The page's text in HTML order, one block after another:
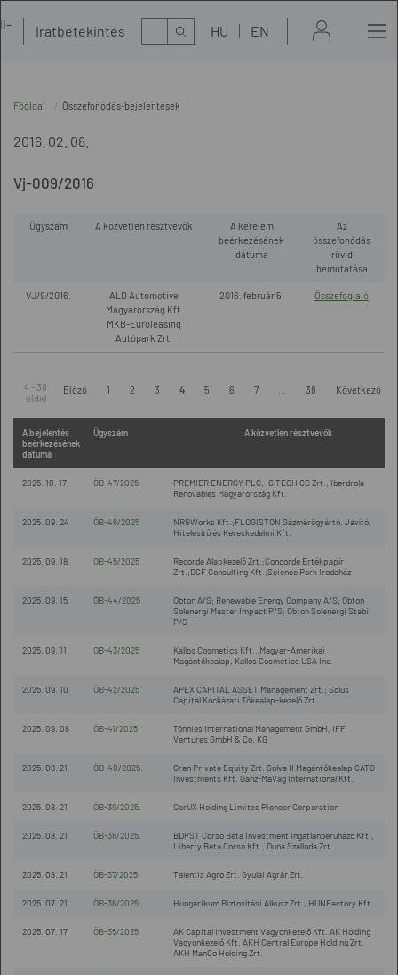
Iratbetekintés Kereső HU EN
Főoldal Összefonódás-bejelentések
2016. 02. 08.
Vj-009/2016
Ügyszám A közvetlen résztvevők
A kérelem
beérkezésének
dátuma
Az
összefonódás
rövid
bemutatása
VJ/9/2016.
ALD Automotive
Magyarország Kft.
MKB-Euroleasing
Autópark Zrt.
2016. február 5. Összefoglaló
4 - 38.
oldal
Előző 1 2 3 4 5 6 7 38 Következő
A bejelentés
beérkezésének
dátuma
Ügyszám A közvetlen résztvevők
2025. 10. 17 ÖB-47/2025
PREMIER ENERGY PLC; iG TECH CC Zrt.; Iberdrola
Renovables Magyarország Kft.
2025. 09. 24 ÖB-46/2025
NRGWorks Kft.;FLOGISTON Gázmérőgyártó, Javító,
Hitelesítő és Kereskedelmi Kft.
2025. 09. 18 ÖB-45/2025
Recorde Alapkezelő Zrt.;Concorde Értékpapír
Zrt.;DCF Consulting Kft.;Science Park Irodaház
2025. 09. 15 ÖB-44/2025
Obton A/S; Renewable Energy Company A/S; Obton
Solenergi Master Impact P/S; Obton Solenergi Stabil
P/S
2025. 09. 11 ÖB-43/2025
Kallos Cosmetics Kft., Magyar-Amerikai
Magántőkealap, Kallos Cosmetics USA Inc.
2025. 09. 10 ÖB-42/2025
APEX CAPITAL ASSET Management Zrt.; Solus
Capital Kockázati Tőkealap-kezelő Zrt.
2025. 09. 08 ÖB-41/2025
Tönnies International Management GmbH, IFF
Ventures GmbH & Co. KG
2025. 08. 21 ÖB-40/2025.
Gran Private Equity Zrt. Solva II Magántőkealap CATO
Investments Kft. Ganz-MaVag International Kft.
2025. 08. 21 ÖB-39/2025. CarUX Holding Limited Pioneer Corporation
2025. 08. 21 ÖB-38/2025.
BDPST Corso Béta Investment Ingatlanberuházó Kft.,
Liberty Beta Corso Kft., Duna Szálloda Zrt.
2025. 08. 21 ÖB-37/2025 Talentis Agro Zrt. Gyulai Agrár Zrt.
2025. 07. 21 ÖB-36/2025 Hungarikum Biztosítási Alkusz Zrt., HUNFactory Kft.
2025. 07. 17 ÖB-35/2025
AK Capital Investment Vagyonkezelő Kft. AK Holding
Vagyonkezelő Kft. AKH Central Europe Holding Zrt.
AKH ManCo Holding Zrt.